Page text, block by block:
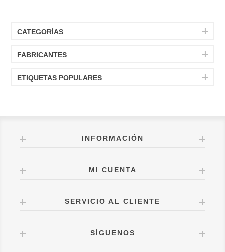
CATEGORÍAS
FABRICANTES
ETIQUETAS POPULARES
INFORMACIÓN
MI CUENTA
SERVICIO AL CLIENTE
SÍGUENOS